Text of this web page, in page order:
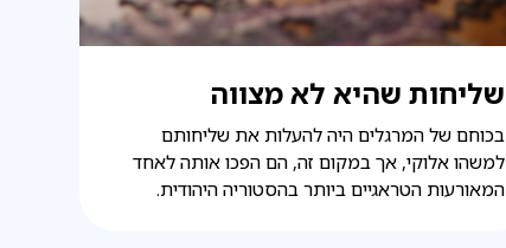
שליחות שהיא לא מצווה
בכוחם של המרגלים היה להעלות את שליחותם
למשהו אלוקי, אך במקום זה, הם הפכו אותה לאחד
המאורעות הטראגיים ביותר בהסטוריה היהודית.